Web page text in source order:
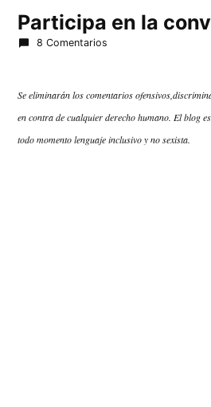
Participa en la
8 Comentarios